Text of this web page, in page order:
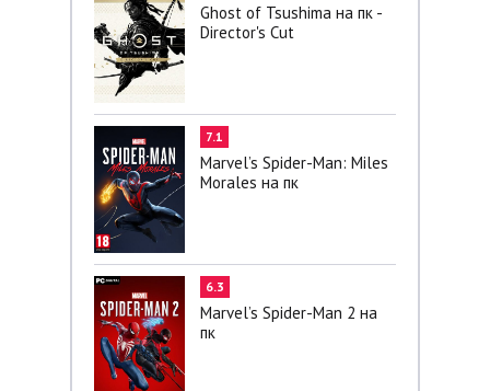
Ghost of Tsushima на пк -
Director's Cut
7.1
Marvel’s Spider-Man: Miles
Morales на пк
6.3
Marvel’s Spider-Man 2 на
пк